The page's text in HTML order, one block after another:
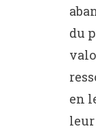
du
en